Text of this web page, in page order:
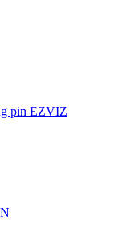
pin EZVIZ